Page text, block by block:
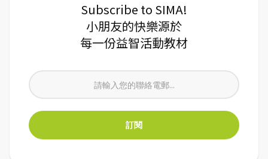
Subscribe to SIMA!
小朋友的快樂源於
每一份益智活動教材